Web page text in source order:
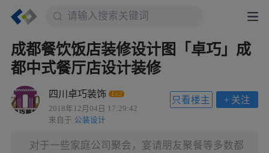
成都餐饮饭店装修设计图「卓巧」成
都中式餐厅店设计装修
四川卓巧装饰 Lv.2
2018年12月04日 17:29:42
来自于 公装设计
+ 关注
只看楼主
对于一些家庭公司聚会，宴请朋友聚餐等多数都